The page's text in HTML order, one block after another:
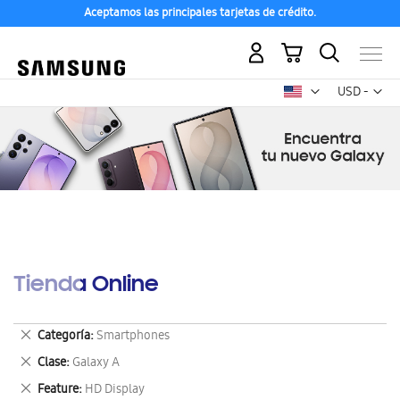
Aceptamos las principales tarjetas de crédito.
USD -
dólar
Mi carrito
Tienda Online
Categoría Smartphones
Eliminar
este
artículo
Clase Galaxy A
Eliminar
este
Feature HD Display
Eliminar